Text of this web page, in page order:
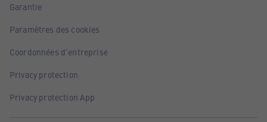
Garantie
Paramètres des cookies
Coordonnées d'entreprise
Privacy protection
Privacy protection App